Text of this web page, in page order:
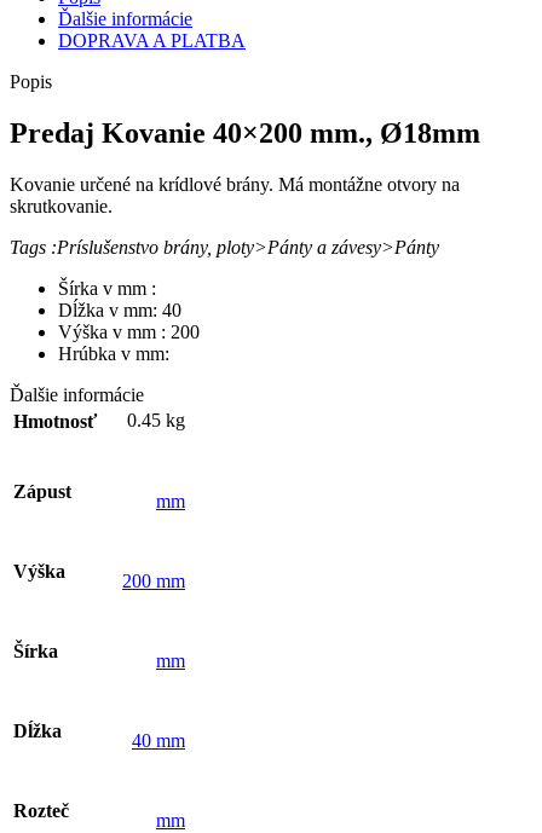
Ďalšie informácie
DOPRAVA A PLATBA
Popis
Predaj Kovanie 40×200 mm., Ø18mm
Kovanie určené na krídlové brány. Má montážne otvory na
skrutkovanie.
Tags :Príslušenstvo brány, ploty>Pánty a závesy>Pánty
Šírka v mm :
Dĺžka v mm: 40
Výška v mm : 200
Hrúbka v mm:
Ďalšie informácie
Hmotnosť
0.45 kg
Zápust mm
Výška 200 mm
Šírka mm
Dĺžka 40 mm
Rozteč mm